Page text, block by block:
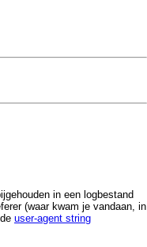
in een logbestand
(waar kwam je vandaan, in
user-agent string